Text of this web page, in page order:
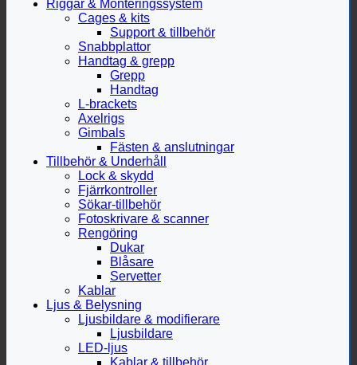
Riggar & Monteringssystem
Cages & kits
Support & tillbehör
Snabbplattor
Handtag & grepp
Grepp
Handtag
L-brackets
Axelrigs
Gimbals
Fästen & anslutningar
Tillbehör & Underhåll
Lock & skydd
Fjärrkontroller
Sökar-tillbehör
Fotoskrivare & scanner
Rengöring
Dukar
Blåsare
Servetter
Kablar
Ljus & Belysning
Ljusbildare & modifierare
Ljusbildare
LED-ljus
Kablar & tillbehör